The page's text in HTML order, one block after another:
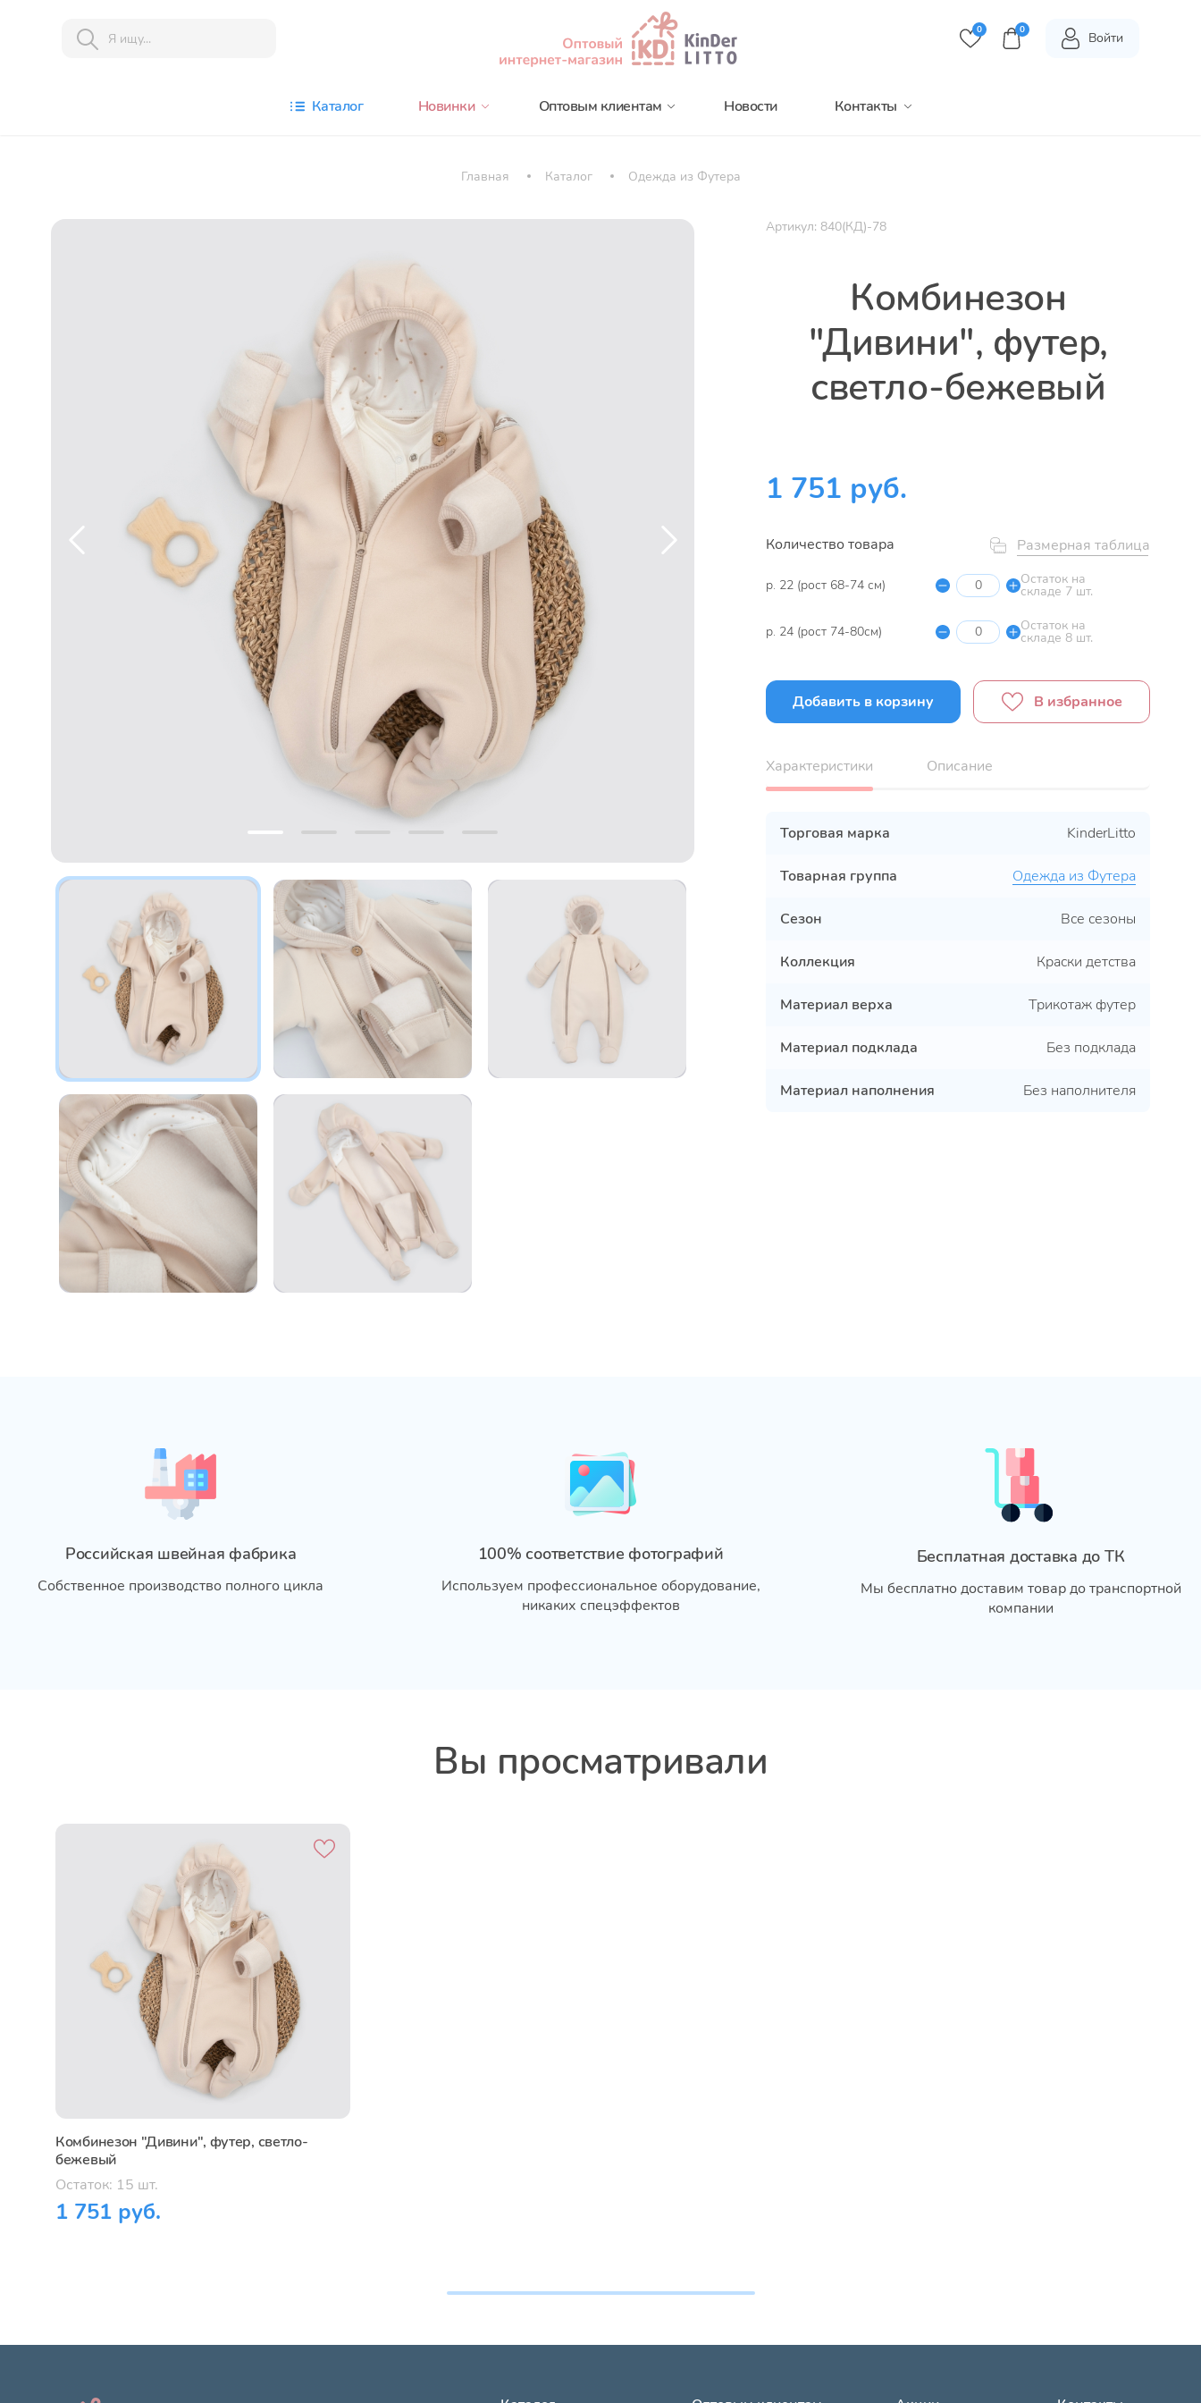
0 0 Войти
Каталог Новинки Оптовым клиентам Новости Контакты
Главная Каталог Одежда из Футера
Артикул: 840(КД)-78
Комбинезон
"Дивини", футер,
светло-бежевый
1 751 руб.
Количество товара Размерная таблица
р. 22 (рост 68-74 см) Остаток на
складе 7 шт.
р. 24 (рост 74-80см) Остаток на
складе 8 шт.
Добавить в корзину В избранное
Характеристики Описание
Торговая марка KinderLitto
Товарная группа Одежда из Футера
Сезон Все сезоны
Коллекция Краски детства
Материал верха Трикотаж футер
Материал подклада Без подклада
Материал наполнения Без наполнителя
Российская швейная фабрика
Собственное производство полного цикла
100% соответствие фотографий
Используем профессиональное оборудование,
никаких спецэффектов
Бесплатная доставка до ТК
Мы бесплатно доставим товар до транспортной
компании
Вы просматривали
Комбинезон "Дивини", футер, светло-
бежевый
Остаток: 15 шт.
1 751 руб.